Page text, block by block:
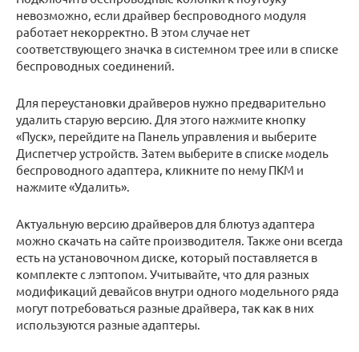
невозможно, если драйвер беспроводного модуля
работает некорректно. В этом случае нет
соответствующего значка в системном трее или в списке
беспроводных соединений.
Для переустановки драйверов нужно предварительно
удалить старую версию. Для этого нажмите кнопку
«Пуск», перейдите на Панель управления и выберите
Диспетчер устройств. Затем выберите в списке модель
беспроводного адаптера, кликните по нему ПКМ и
нажмите «Удалить».
Актуальную версию драйверов для блютуз адаптера
можно скачать на сайте производителя. Также они всегда
есть на установочном диске, который поставляется в
комплекте с лэптопом. Учитывайте, что для разных
модификаций девайсов внутри одного модельного ряда
могут потребоваться разные драйвера, так как в них
используются разные адаптеры.